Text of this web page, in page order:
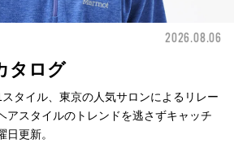
2026.08.06
タログ
タイル、東京の人気サロンによるリレー
アスタイルのトレンドを逃さずキャッチ
更新。